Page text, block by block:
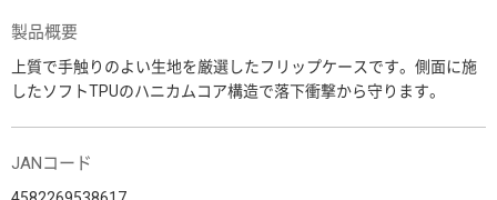
製品概要
上質で手触りのよい生地を厳選したフリップケースです。側面に施
したソフトTPUのハニカムコア構造で落下衝撃から守ります。
JANコード